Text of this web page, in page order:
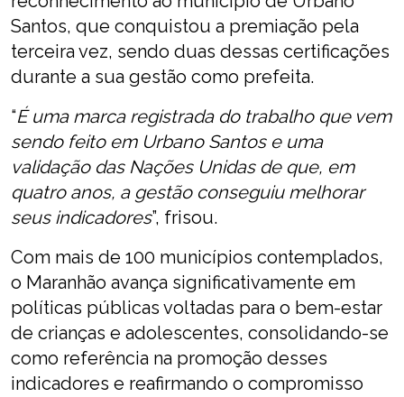
Santos, que conquistou a premiação pela
terceira vez, sendo duas dessas certificações
durante a sua gestão como prefeita.
“É uma marca registrada do trabalho que vem
sendo feito em Urbano Santos e uma
validação das Nações Unidas de que, em
quatro anos, a gestão conseguiu melhorar
seus indicadores”, frisou.
Com mais de 100 municípios contemplados,
o Maranhão avança significativamente em
políticas públicas voltadas para o bem-estar
de crianças e adolescentes, consolidando-se
como referência na promoção desses
indicadores e reafirmando o compromisso